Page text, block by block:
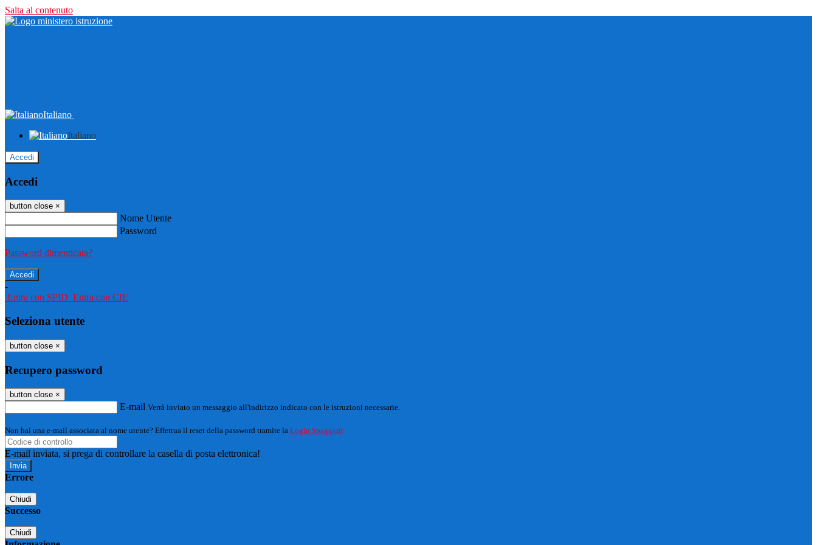
Salta al contenuto
Italiano
Italiano
Accedi
Accedi
button close ×
Nome Utente
Password
Password dimenticata?
-
Entra con SPID Entra con CIE
Seleziona utente
button close ×
Recupero password
button close ×
E-mail Verrà inviato un messaggio all'indirizzo indicato con le istruzioni necessarie.
Non hai una e-mail associata al nome utente? Effettua il reset della password tramite la Login Spaggiari
E-mail inviata, si prega di controllare la casella di posta elettronica!
Errore
Chiudi
Successo
Chiudi